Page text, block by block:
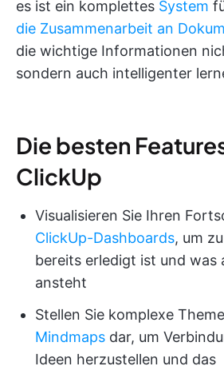
es ist ein komplettes System
die Zusammenarbeit an
die wichtige Informationen
sondern auch intelligenter
Die besten
ClickUp
Visualisieren Sie Ihren
ClickUp-Dashboards, um
bereits erledigt ist und was
ansteht
Stellen Sie komplexe
Mindmaps dar, um
Ideen herzustellen und das